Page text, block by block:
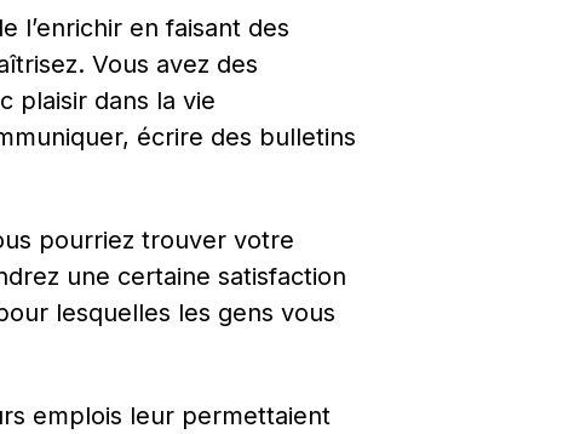
l’enrichir en faisant des
Vous avez des
plaisir dans la vie
écrire des bulletins
pourriez trouver votre
une certaine satisfaction
lesquelles les gens vous
emplois leur permettaient